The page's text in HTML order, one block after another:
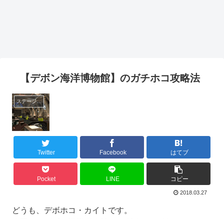
【デボン海洋博物館】のガチホコ攻略法
ステージ攻略
Twitter Facebook はてブ
Pocket LINE コピー
2018.03.27
どうも、デボホコ・カイトです。